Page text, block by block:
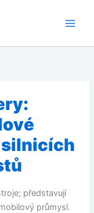
představují
průmysl.